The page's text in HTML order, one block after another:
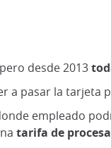
desde 2013
a pasar la
empleado
tarifa de